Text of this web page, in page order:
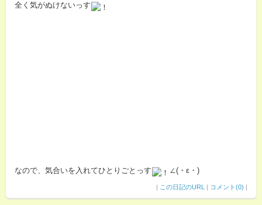
全く気がぬけないっす
なので、気合いを入れてひとりごとっす ∠(・ε・)
| この日記のURL | コメント(0) |